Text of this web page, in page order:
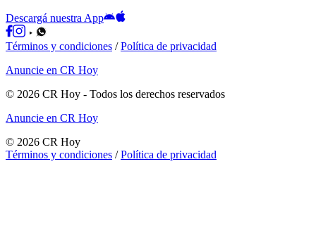
Descargá nuestra App
Términos y condiciones /Política de privacidad
Anuncie en CR Hoy
© 2026 CR Hoy - Todos los derechos reservados
Anuncie en CR Hoy
© 2026 CR Hoy
Términos y condiciones /Política de privacidad